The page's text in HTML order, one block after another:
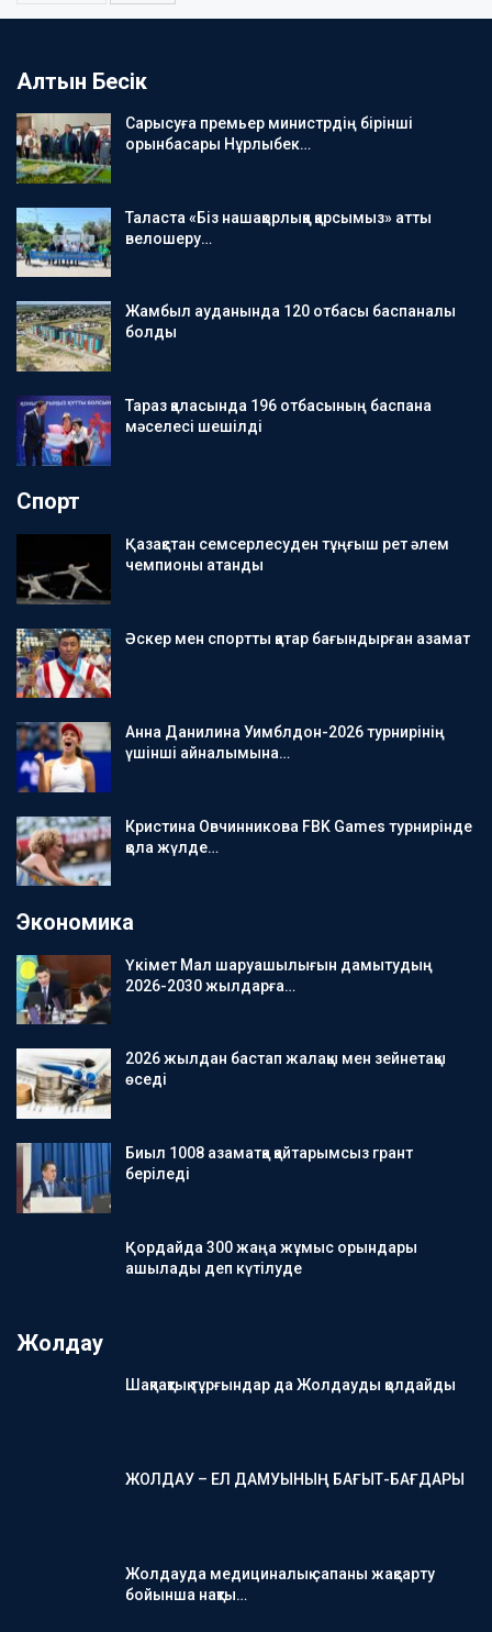
Алтын Бесік
Сарысуға премьер министрдің бірінші
орынбасары Нұрлыбек…
Таласта «Біз нашақорлыққа қарсымыз» атты
велошеру…
Жамбыл ауданында 120 отбасы баспаналы
болды
Тараз қаласында 196 отбасының баспана
мәселесі шешілді
Спорт
Қазақстан семсерлесуден тұңғыш рет әлем
чемпионы атанды
Әскер мен спортты қатар бағындырған азамат
Анна Данилина Уимблдон-2026 турнирінің
үшінші айналымына…
Кристина Овчинникова FBK Games турнирінде
қола жүлде…
Экономика
Үкімет Мал шаруашылығын дамытудың
2026-2030 жылдарға…
2026 жылдан бастап жалақы мен зейнетақы
өседі
Биыл 1008 азаматқа қайтарымсыз грант
беріледі
Қордайда 300 жаңа жұмыс орындары
ашылады деп күтілуде
Жолдау
Шақпақтық тұрғындар да Жолдауды қолдайды
ЖОЛДАУ – ЕЛ ДАМУЫНЫҢ БАҒЫТ-БАҒДАРЫ
Жолдауда медициналық сапаны жақсарту
бойынша нақты…